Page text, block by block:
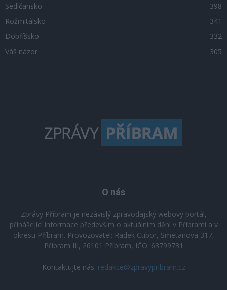
Sedlčansko
398
Rožmitálsko
341
Dobříšsko
332
Váš názor
305
O nás
Zprávy Příbram je nezávislý zpravodajský webový portál,
přinášející informace především o aktuálním dění v Příbrami a v
okresu Příbram. Provozovatel: Radek Ctibor, Smetanova 317,
Příbram III, 26101 Příbram, IČO: 63799731
Kontaktujte nás: redakce@zpravypribram.cz